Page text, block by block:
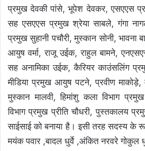
प्रमुख देवकी पांसे, भूपेश देवकर, एसएएस
सह एसएएस प्रमुख श्रेया साबले, गंगा
प्रमुख सुहानी पचौरी, मुस्कान सोनी, भावना
आयुष वर्मा, राजू उईक, राहुल बामने,
सह अनामिका उईक, कैरियर काउंसलिंग
मीडिया प्रमुख आयुष पटने, प्रवीण माकोड़े,
मुस्कान मालवी, हिमांशु कला विभाग प्रमुख
विभाग प्रमुख प्रीति चौधरी, पुस्तकालय
साईसाई को बनाया है। इसी तरह सदस्य के
मयंक पवार ,बादल धुर्वे ,अंकित नरवरे गोकुल